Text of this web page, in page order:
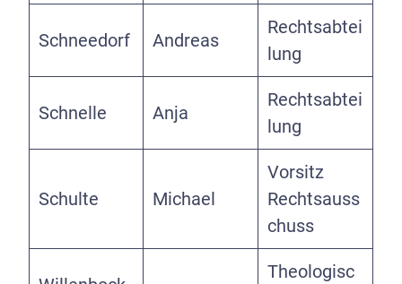
Schneedorf Andreas
Rechtsabtei
lung
Schnelle Anja
Rechtsabtei
lung
Schulte Michael
Vorsitz
Rechtsauss
chuss
Theologisc